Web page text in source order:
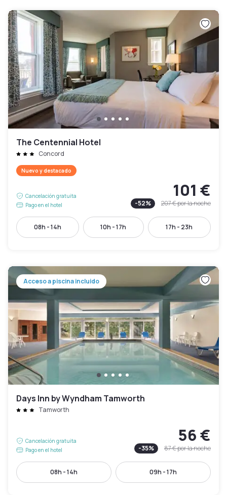
The Centennial Hotel
Concord
Nuevo y destacado
Cancelación gratuita
Pago en el hotel
101 €
-52% 207 €por la noche
08h - 14h 10h - 17h 17h - 23h
Acceso a piscina incluido
Days Inn by Wyndham Tamworth
Tamworth
Cancelación gratuita
Pago en el hotel
56 €
-35% 87 €por la noche
08h - 14h 09h - 17h